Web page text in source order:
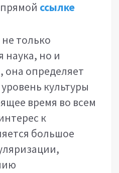
ссылке
только
наука, но и
она определяет
культуры
время во всем
к
большое